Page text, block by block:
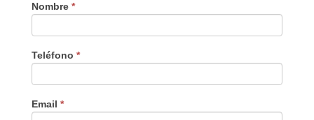
Nombre *
Teléfono *
Email *